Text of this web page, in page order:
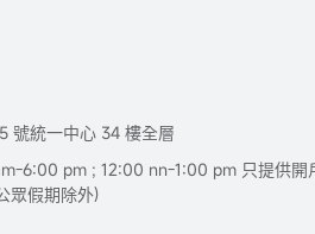
號統一中心 34 樓全層
6:00 pm ; 12:00 nn-1:00 pm 只提供開
眾假期除外)